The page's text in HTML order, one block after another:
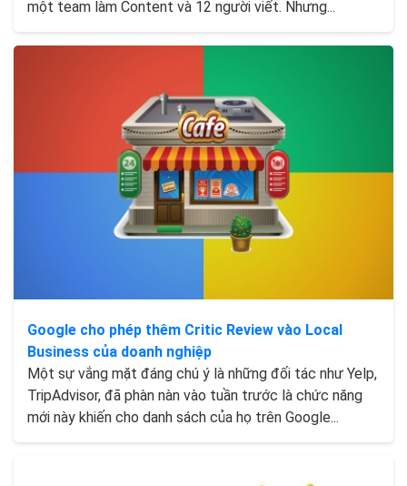
một team làm Content và 12 người viết. Nhưng...
Google cho phép thêm Critic Review vào Local
Business của doanh nghiệp
Một sự vắng mặt đáng chú ý là những đối tác như Yelp,
TripAdvisor, đã phàn nàn vào tuần trước là chức năng
mới này khiến cho danh sách của họ trên Google...